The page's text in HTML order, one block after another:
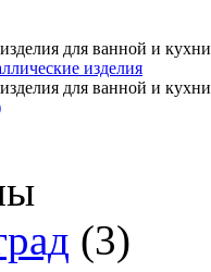
для ванной и кухни
изделия
для ванной и кухни
(3)